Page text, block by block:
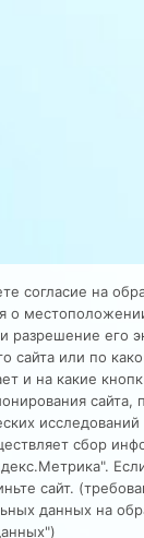
согласие на
о
разрешение его
сайта или по
и на какие
сайта,
сбор
сайт.
данных на